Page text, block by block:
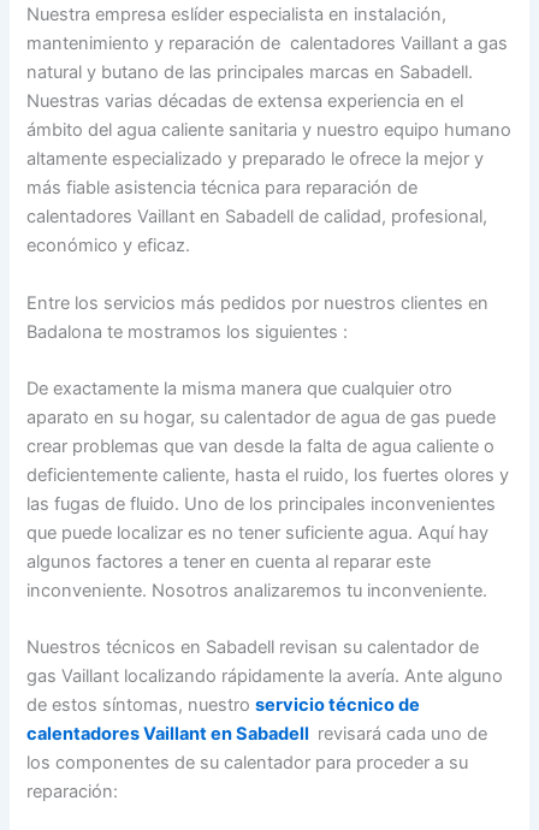
Nuestra empresa eslíder especialista en instalación,
mantenimiento y reparación de calentadores Vaillant a gas
natural y butano de las principales marcas en Sabadell.
Nuestras varias décadas de extensa experiencia en el
ámbito del agua caliente sanitaria y nuestro equipo humano
altamente especializado y preparado le ofrece la mejor y
más fiable asistencia técnica para reparación de
calentadores Vaillant en Sabadell de calidad, profesional,
económico y eficaz.
Entre los servicios más pedidos por nuestros clientes en
Badalona te mostramos los siguientes :
De exactamente la misma manera que cualquier otro
aparato en su hogar, su calentador de agua de gas puede
crear problemas que van desde la falta de agua caliente o
deficientemente caliente, hasta el ruido, los fuertes olores y
las fugas de fluido. Uno de los principales inconvenientes
que puede localizar es no tener suficiente agua. Aquí hay
algunos factores a tener en cuenta al reparar este
inconveniente. Nosotros analizaremos tu inconveniente.
Nuestros técnicos en Sabadell revisan su calentador de
gas Vaillant localizando rápidamente la avería. Ante alguno
de estos síntomas, nuestroservicio técnico de
calentadores Vaillant en Sabadell revisará cada uno de
los componentes de su calentador para proceder a su
reparación: